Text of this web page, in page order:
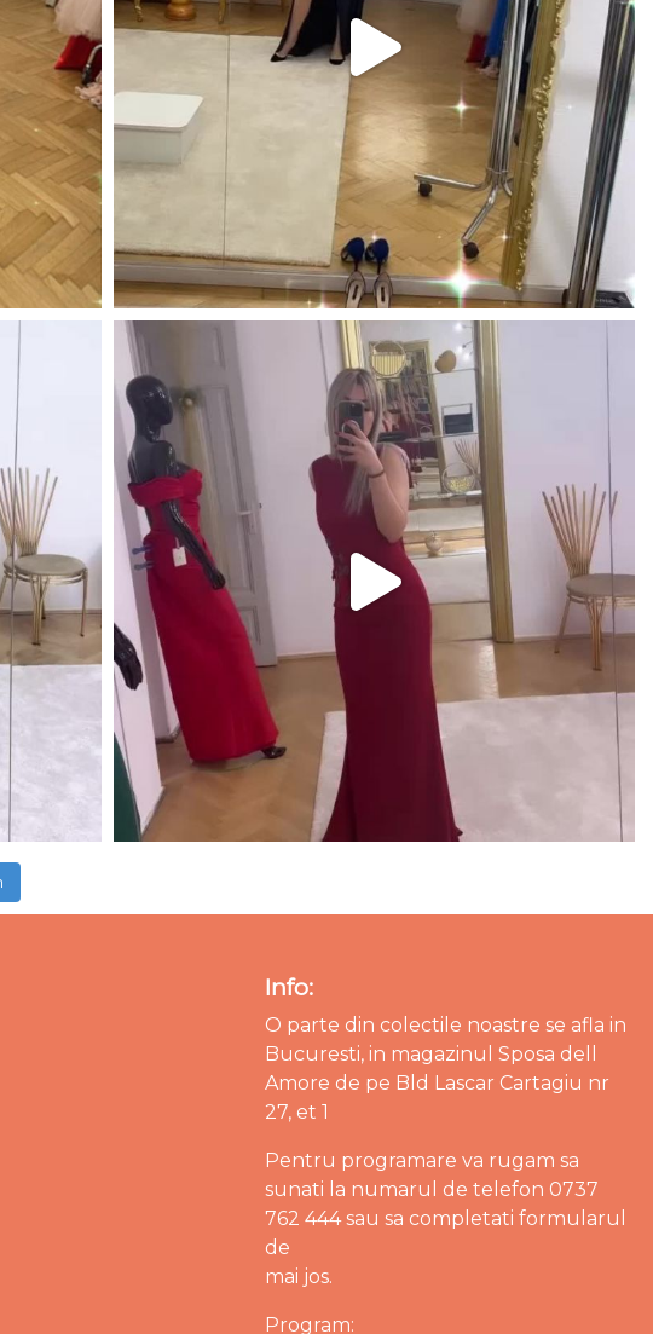
Info:
O parte din colectile noastre se afla in
Bucuresti, in magazinul Sposa dell
Amore de pe Bld Lascar Cartagiu nr
27, et 1
Pentru programare va rugam sa
sunati la numarul de telefon 0737
762 444 sau sa completati formularul
de
mai jos.
Program: